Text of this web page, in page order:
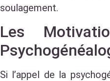
soulagement.
Les
Si l’appel de la